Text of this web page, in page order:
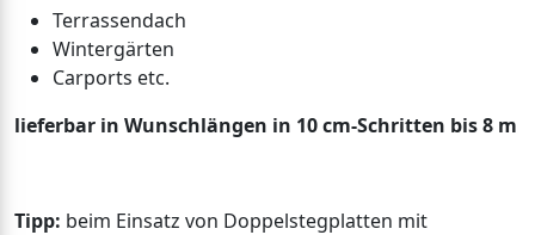
Terrassendach
Wintergärten
Carports etc.
lieferbar in Wunschlängen in 10 cm-Schritten bis 8 m
Tipp: beim Einsatz von Doppelstegplatten mit